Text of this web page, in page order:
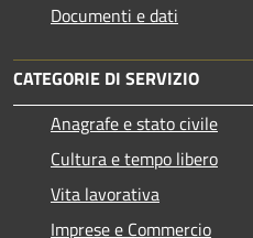
Documenti e dati
CATEGORIE DI SERVIZIO
Anagrafe e stato civile
Cultura e tempo libero
Vita lavorativa
Imprese e Commercio